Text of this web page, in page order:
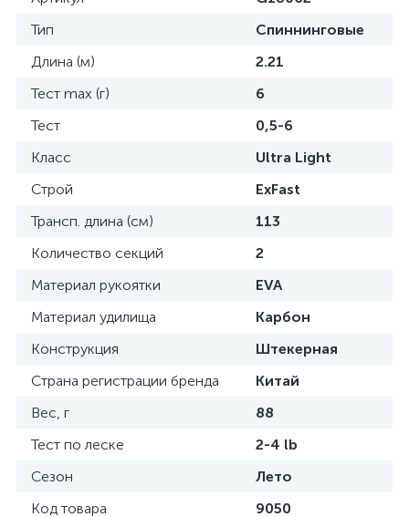
Тип
Спиннинговые
Длина (м)
2.21
Тест max (г)
6
Тест
0,5-6
Класс
Ultra Light
Строй
ExFast
Трансп. длина (см)
113
Количество секций
2
Материал рукоятки
EVA
Материал удилища
Карбон
Конструкция
Штекерная
Страна регистрации бренда
Китай
Вес, г
88
Тест по леске
2-4 lb
Сезон
Лето
Код товара
9050